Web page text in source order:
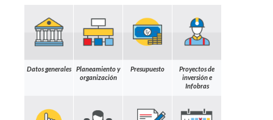
Datos generales
Planeamiento y
organización
Presupuesto
Proyectos de
inversión e
Infobras